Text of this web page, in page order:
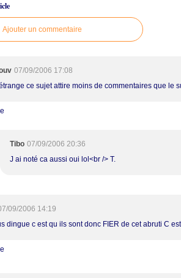
Ajouter un commentaire
07/09/2006 17:08
ce sujet attire moins de commentaires que le
Tibo 07/09/2006 20:36
J ai noté ca aussi oui lol<br /> T.
09/2006 14:19
dingue c est qu ils sont donc FIER de cet abruti C